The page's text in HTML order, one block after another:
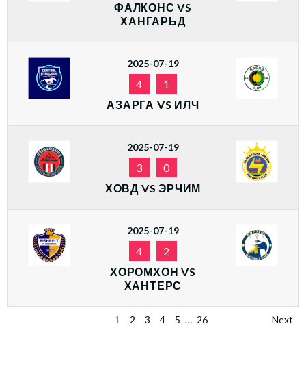
ФАЛКОНС VS
ХАНГАРЬД
2025-07-19
4
1
АЗАРГА VS ИЛЧ
2025-07-19
3
0
ХОВД VS ЭРЧИМ
2025-07-19
4
2
ХОРОМХОН VS
ХАНТЕРС
1 2 3 4 5 … 26 Next